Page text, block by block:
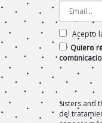
Acepto
Quiero
Sisters and
del